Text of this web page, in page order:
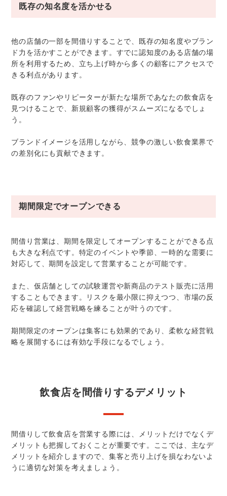
既存の知名度を活かせる
他の店舗の一部を間借りすることで、既存の知名度やブラン
ド力を活かすことができます。すでに認知度のある店舗の場
所を利用するため、立ち上げ時から多くの顧客にアクセスで
きる利点があります。
既存のファンやリピーターが新たな場所であなたの飲食店を
見つけることで、新規顧客の獲得がスムーズになるでしょ
う。
ブランドイメージを活用しながら、競争の激しい飲食業界で
の差別化にも貢献できます。
期間限定でオープンできる
間借り営業は、期間を限定してオープンすることができる点
も大きな利点です。特定のイベントや季節、一時的な需要に
対応して、期間を設定して営業することが可能です。
また、仮店舗としての試験運営や新商品のテスト販売に活用
することもできます。リスクを最小限に抑えつつ、市場の反
応を確認して経営戦略を練ることが叶うのです。
期間限定のオープンは集客にも効果的であり、柔軟な経営戦
略を展開するには有効な手段になるでしょう。
飲食店を間借りするデメリット
間借りして飲食店を営業する際には、メリットだけでなくデ
メリットも把握しておくことが重要です。ここでは、主なデ
メリットを紹介しますので、集客と売り上げを損なわないよ
うに適切な対策を考えましょう。